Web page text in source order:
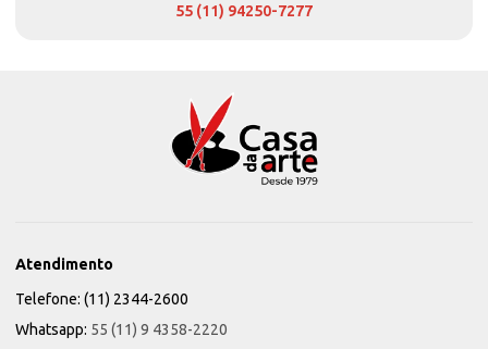
55 (11) 94250-7277
Atendimento
Telefone: (11) 2344-2600
Whatsapp: 55 (11) 9 4358-2220